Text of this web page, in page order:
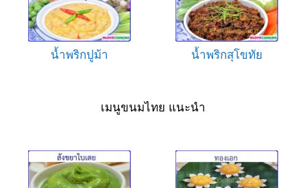
น้ำพริกปูม้า น้ำพริกสุโขทัย
เมนูขนมไทย แนะนำ